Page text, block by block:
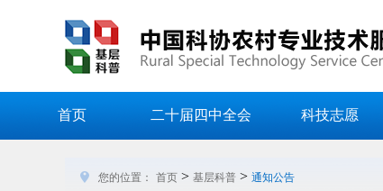
首页 二十届四中全会 科技志愿
您的位置： 首页 > 基层科普 > 通知公告